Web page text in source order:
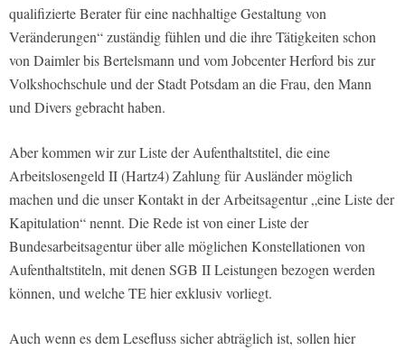
qualifizierte Berater für eine nachhaltige Gestaltung von
Veränderungen“ zuständig fühlen und die ihre Tätigkeiten schon
von Daimler bis Bertelsmann und vom Jobcenter Herford bis zur
Volkshochschule und der Stadt Potsdam an die Frau, den Mann
und Divers gebracht haben.
Aber kommen wir zur Liste der Aufenthaltstitel, die eine
Arbeitslosengeld II (Hartz4) Zahlung für Ausländer möglich
machen und die unser Kontakt in der Arbeitsagentur „eine Liste der
Kapitulation“ nennt. Die Rede ist von einer Liste der
Bundesarbeitsagentur über alle möglichen Konstellationen von
Aufenthaltstiteln, mit denen SGB II Leistungen bezogen werden
können, und welche TE hier exklusiv vorliegt.
Auch wenn es dem Lesefluss sicher abträglich ist, sollen hier